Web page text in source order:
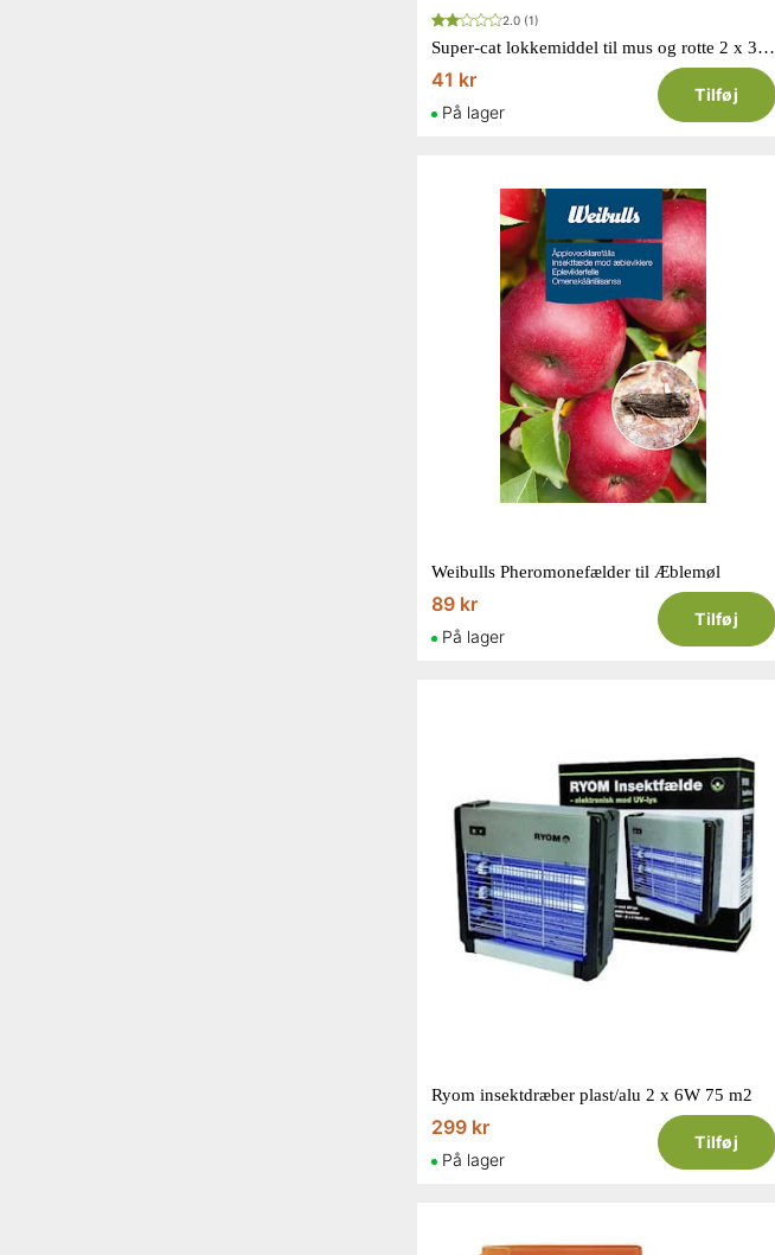
2.0 (1)
Super-cat lokkemiddel til mus og rotte 2 x 3 gram
41 kr
På lager
Tilføj
Weibulls Pheromonefælder til Æblemøl
89 kr
På lager
Tilføj
Ryom insektdræber plast/alu 2 x 6W 75 m2
299 kr
På lager
Tilføj